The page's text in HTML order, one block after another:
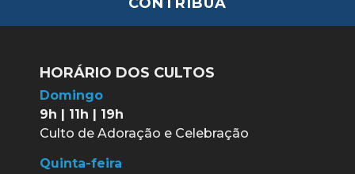
HORÁRIO DOS CULTOS
Domingo
9h | 11h | 19h
Culto de Adoração e Celebração
Quinta-feira